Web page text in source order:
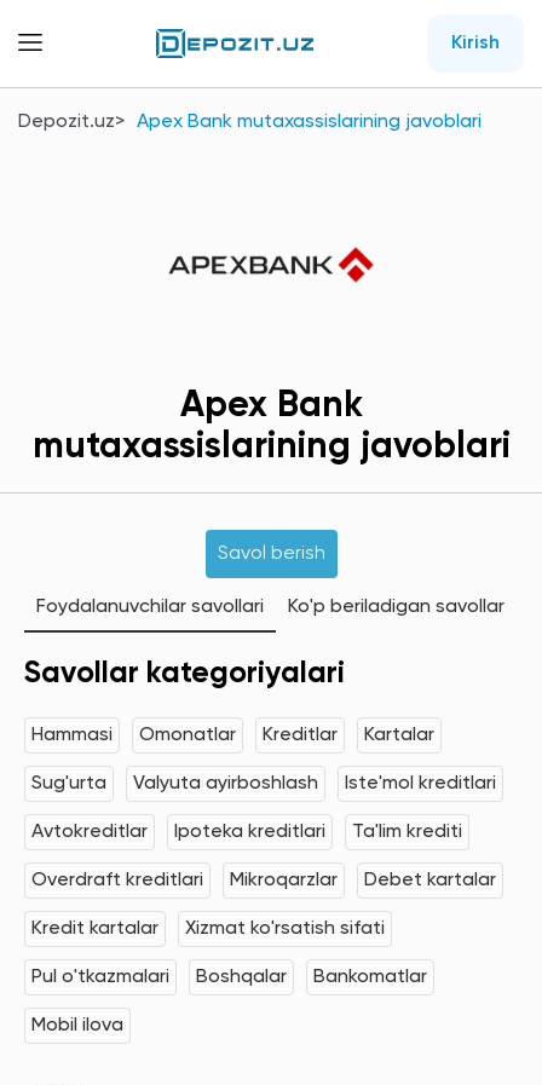
Kirish
Depozit.uz Apex Bank mutaxassislarining javoblari
Apex Bank
mutaxassislarining javoblari
Savol berish
Foydalanuvchilar savollari Ko'p beriladigan savollar
Savollar kategoriyalari
Hammasi Omonatlar Kreditlar Kartalar
Sug'urta Valyuta ayirboshlash Iste'mol kreditlari
Avtokreditlar Ipoteka kreditlari Ta'lim krediti
Overdraft kreditlari Mikroqarzlar Debet kartalar
Kredit kartalar Xizmat ko'rsatish sifati
Pul o'tkazmalari Boshqalar Bankomatlar
Mobil ilova